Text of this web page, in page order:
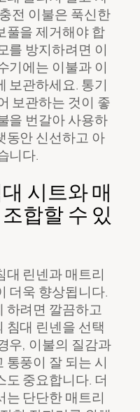
전 이불은 푹신한
풀을 제거해야 합
를 방지하려면 이
기에는 이불과 이
보관하세요. 통기
보관하는 것이 좋
을 번갈아 사용하
동안 신선하고 아
니다.
시트와 매
합할 수 있
대 린넨과 매트리
더욱 향상됩니다.
하려면 깔끔하고
침대 린넨을 선택
우, 이불의 질감과
풍이 잘 되는 시
중요합니다. 더
는 단단한 매트리